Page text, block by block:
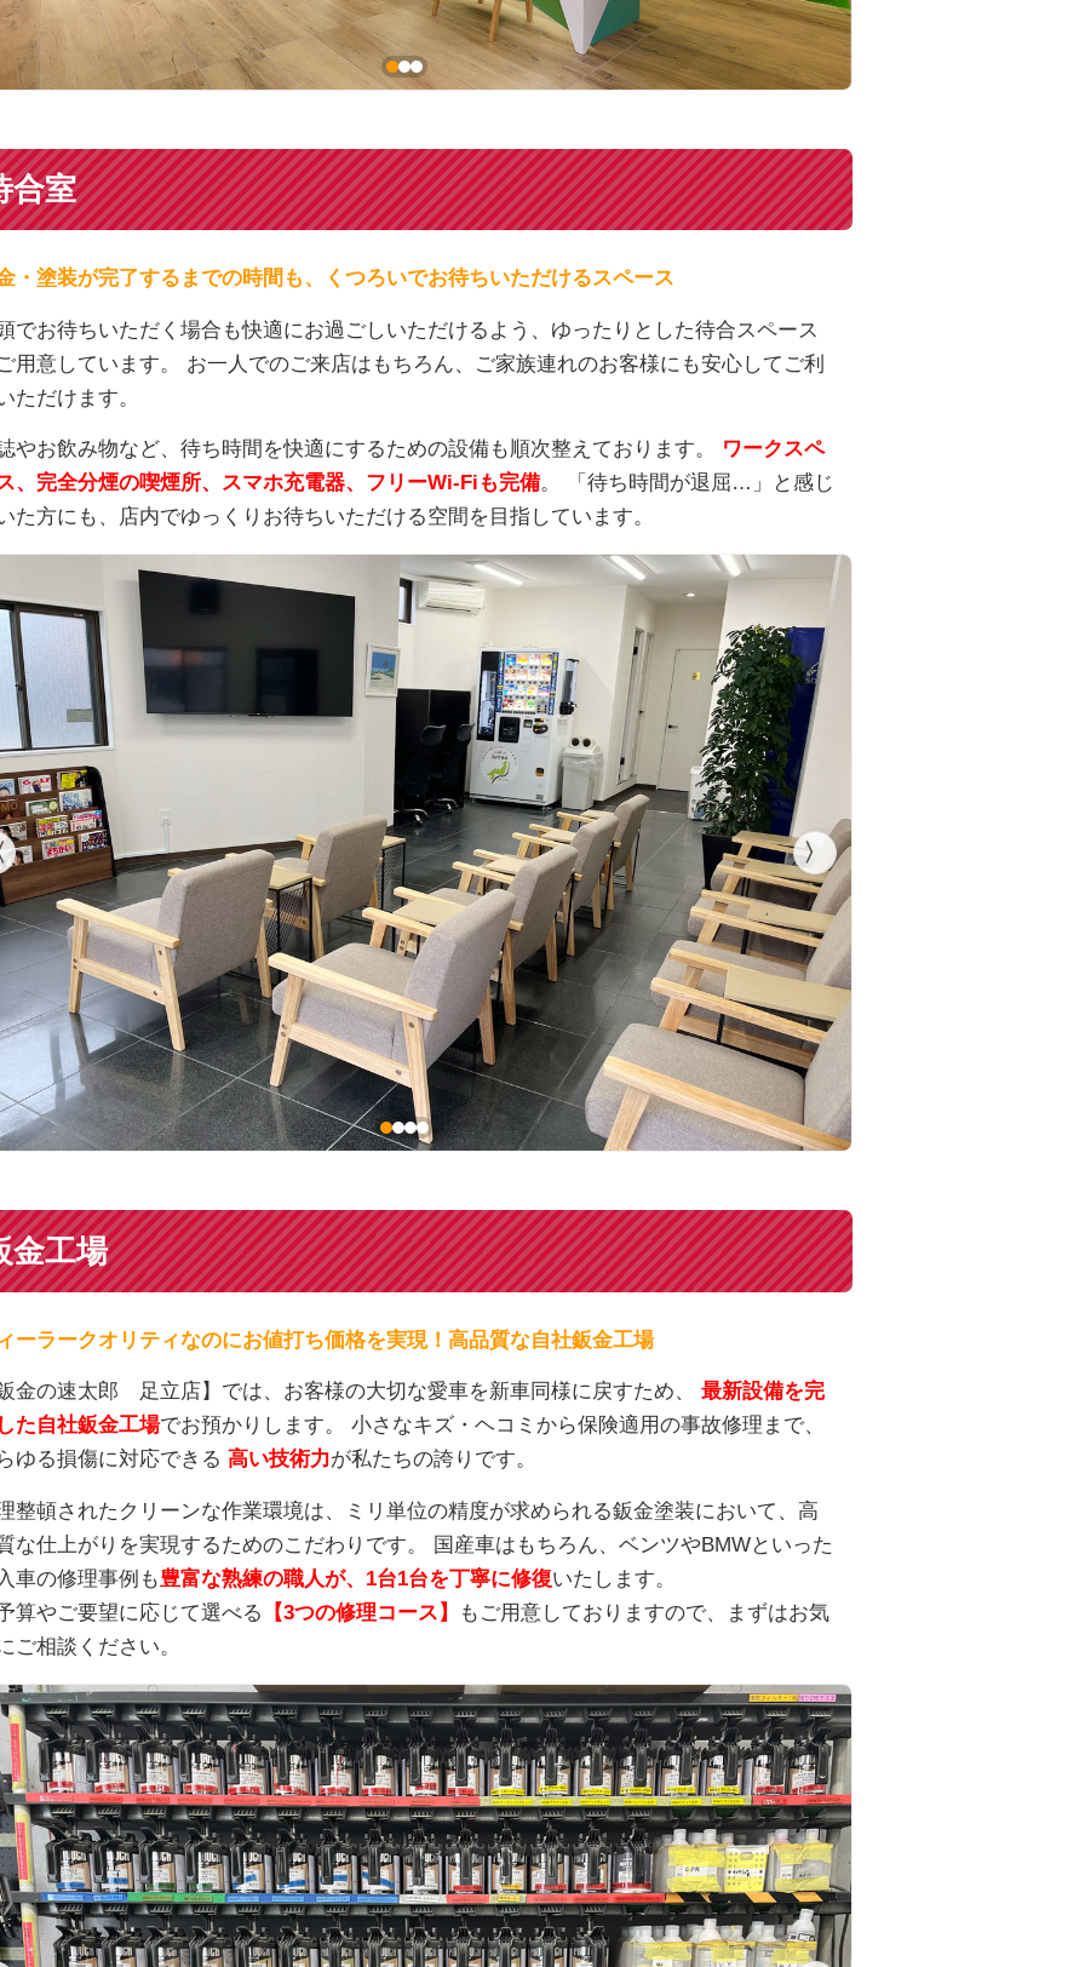
合室
・塗装が完了するまでの時間も、くつろいでお待ちいただけるスペース
でお待ちいただく場合も快適にお過ごしいただけるよう、ゆったりとした待合スペース
用意しています。 お一人でのご来店はもちろん、ご家族連れのお客様にも安心してご利
ただけます。
やお飲み物など、待ち時間を快適にするための設備も順次整えております。
ワークスペ
、完全分煙の喫煙所、スマホ充電器、フリーWi-Fiも完備。 「待ち時間が退屈…」と感じ
た方にも、店内でゆっくりお待ちいただける空間を目指しています。
〉
金工場
ーラークオリティなのにお値打ち価格を実現！高品質な自社鈑金工場
金の速太郎 足立店】では、お客様の大切な愛車を新車同様に戻すため、 最新設備を完
た自社鈑金工場でお預かりします。 小さなキズ・ヘコミから保険適用の事故修理まで、
ゆる損傷に対応できる 高い技術力が私たちの誇りです。
整頓されたクリーンな作業環境は、ミリ単位の精度が求められる鈑金塗装において、高
な仕上がりを実現するためのこだわりです。 国産車はもちろん、ベンツやBMWといった
車の修理事例も豊富な熟練の職人が、1台1台を丁寧に修復いたします。
算やご要望に応じて選べる 【3つの修理コース】
もご用意しておりますので、まずはお気
ご相談ください。